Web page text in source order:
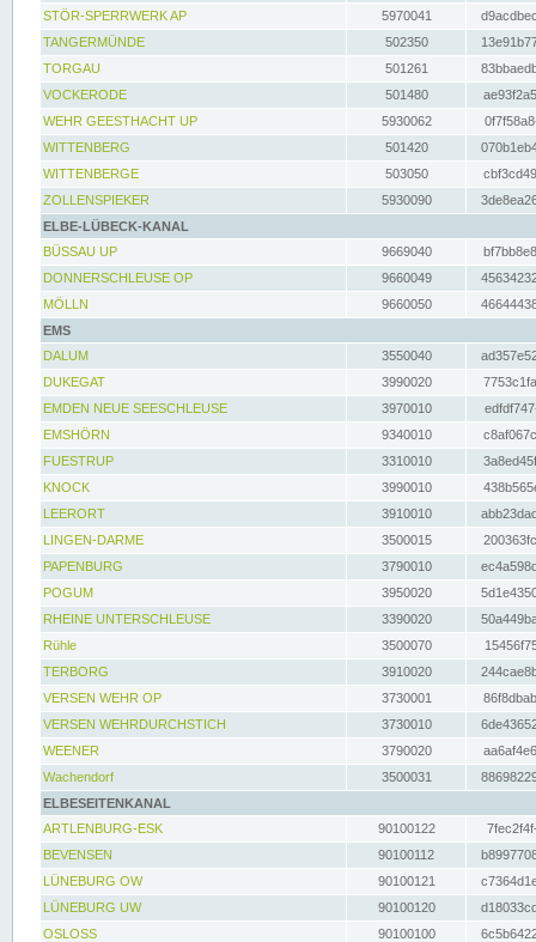
STÖR-SPERRWERK AP 5970041
TANGERMÜNDE
502350
TORGAU
501261
VOCKERODE
501480
WEHR GEESTHACHT UP
5930062
WITTENBERG
501420
WITTENBERGE
503050
ZOLLENSPIEKER
5930090
ELBE-LÜBECK-KANAL
BÜSSAU UP
9669040
DONNERSCHLEUSE OP
9660049
MÖLLN
9660050
EMS
DALUM
3550040
DUKEGAT
3990020
EMDEN NEUE SEESCHLEUSE
3970010
EMSHÖRN
9340010
FUESTRUP
3310010
KNOCK
3990010
LEERORT
3910010
LINGEN-DARME
3500015
PAPENBURG
3790010
POGUM
3950020
RHEINE UNTERSCHLEUSE
3390020
Rühle
3500070
TERBORG
3910020
VERSEN WEHR OP
3730001
VERSEN WEHRDURCHSTICH
3730010
WEENER
3790020
Wachendorf
3500031
ELBESEITENKANAL
ARTLENBURG-ESK
90100122
BEVENSEN
90100112
LÜNEBURG OW
90100121
LÜNEBURG UW
90100120
OSLOSS
90100100